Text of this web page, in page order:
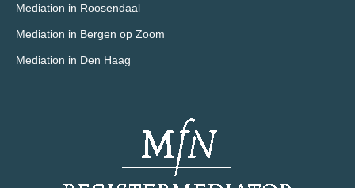
Mediation in Roosendaal
Mediation in Bergen op Zoom
Mediation in Den Haag